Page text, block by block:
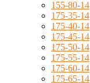
155-80-14
175-35-14
175-40-14
175-45-14
175-50-14
175-55-14
175-60-14
175-65-14